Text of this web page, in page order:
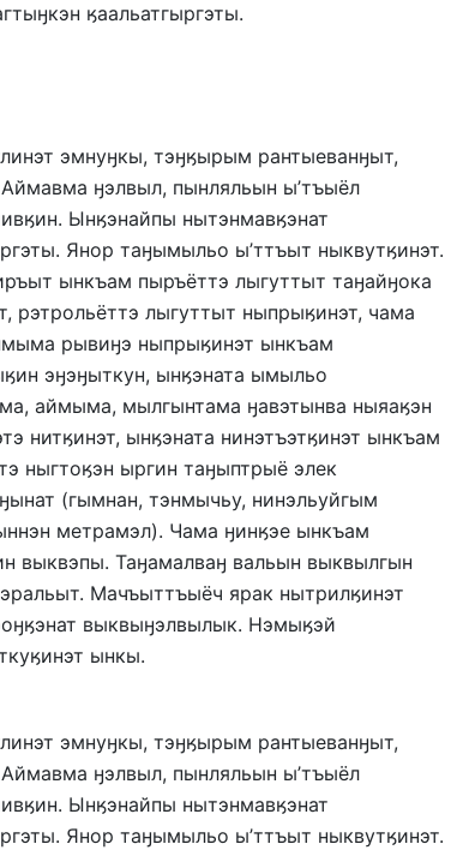
ӄаальатгыргэты.
эмнуӈкы, тэӈӄырым рантыеванӈыт,
ӈэлвыл, пынляльын ы’тъыёл
Ынӄэнайпы нытэнмавӄэнат
Янор таӈымыльо ы’ттъыт ныквутӄинэт.
ынкъам пыръёттэ лыгуттыт таӈайӈока
рэтрольёттэ лыгуттыт ныпрыӄинэт, чама
рывиӈэ ныпрыӄинэт ынкъам
эӈэӈыткун, ынӄэната ымыльо
аймыма, мылгынтама ӈавэтынва ныяаӄэн
нитӄинэт, ынӄэната нинэтъэтӄинэт ынкъам
ныгтоӄэн ыргин таӈыптрыё элек
(гымнан, тэнмычьу, нинэльуйгым
метрамэл). Чама ӈинӄэе ынкъам
выквэпы. Таӈамалваӈ вальын выквылгын
Мачъыттъыёч ярак нытрилӄинэт
выквыӈэлвылык. Нэмыӄэй
ынкы.
эмнуӈкы, тэӈӄырым рантыеванӈыт,
ӈэлвыл, пынляльын ы’тъыёл
Ынӄэнайпы нытэнмавӄэнат
Янор таӈымыльо ы’ттъыт ныквутӄинэт.